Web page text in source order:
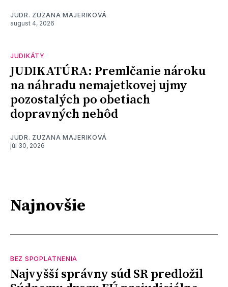
JUDR. ZUZANA MAJERIKOVÁ
august 4, 2026
JUDIKÁTY
JUDIKATÚRA: Premlčanie nároku
na náhradu nemajetkovej ujmy
pozostalých po obetiach
dopravných nehôd
JUDR. ZUZANA MAJERIKOVÁ
júl 30, 2026
Najnovšie
BEZ SPOPLATNENIA
Najvyšší správny súd SR predložil